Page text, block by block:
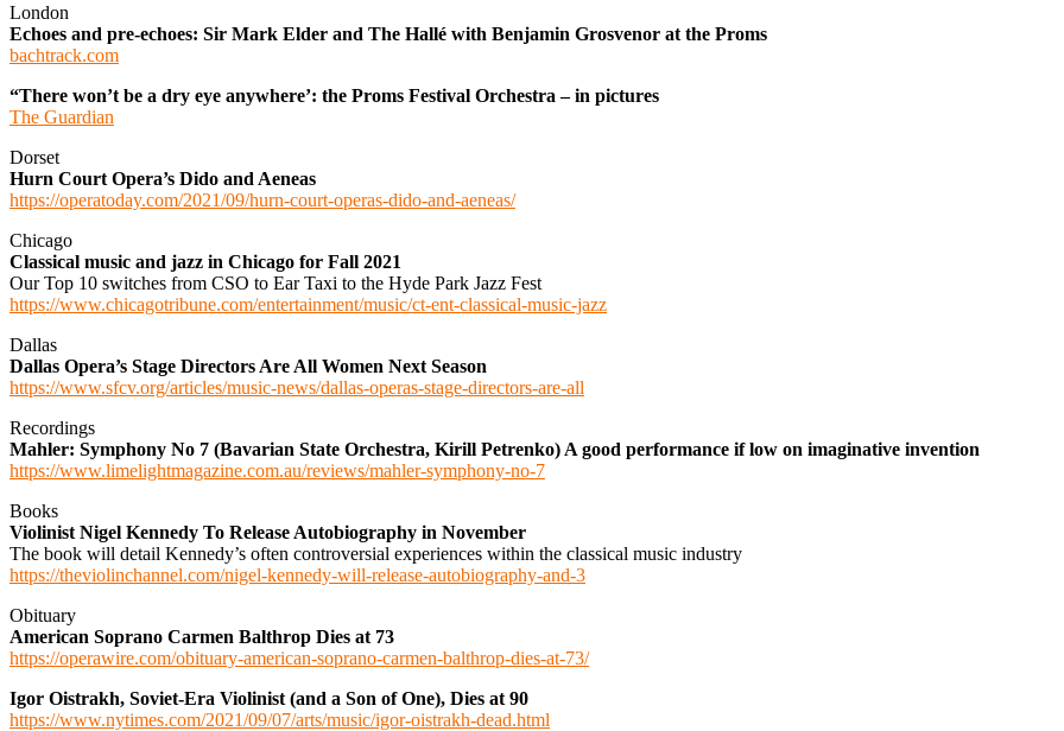
London
Echoes and pre-echoes: Sir Mark Elder and The Hallé with Benjamin Grosvenor at the Proms
bachtrack.com
“There won’t be a dry eye anywhere’: the Proms Festival Orchestra – in pictures
The Guardian
Dorset
Hurn Court Opera’s Dido and Aeneas
https://operatoday.com/2021/09/hurn-court-operas-dido-and-aeneas/
Chicago
Classical music and jazz in Chicago for Fall 2021
Our Top 10 switches from CSO to Ear Taxi to the Hyde Park Jazz Fest
https://www.chicagotribune.com/entertainment/music/ct-ent-classical-music-jazz
Dallas
Dallas Opera’s Stage Directors Are All Women Next Season
https://www.sfcv.org/articles/music-news/dallas-operas-stage-directors-are-all
Recordings
Mahler: Symphony No 7 (Bavarian State Orchestra, Kirill Petrenko) A good performance if low on imaginative invention
https://www.limelightmagazine.com.au/reviews/mahler-symphony-no-7
Books
Violinist Nigel Kennedy To Release Autobiography in November
The book will detail Kennedy’s often controversial experiences within the classical music industry
https://theviolinchannel.com/nigel-kennedy-will-release-autobiography-and-3
Obituary
American Soprano Carmen Balthrop Dies at 73
https://operawire.com/obituary-american-soprano-carmen-balthrop-dies-at-73/
Igor Oistrakh, Soviet-Era Violinist (and a Son of One), Dies at 90
https://www.nytimes.com/2021/09/07/arts/music/igor-oistrakh-dead.html